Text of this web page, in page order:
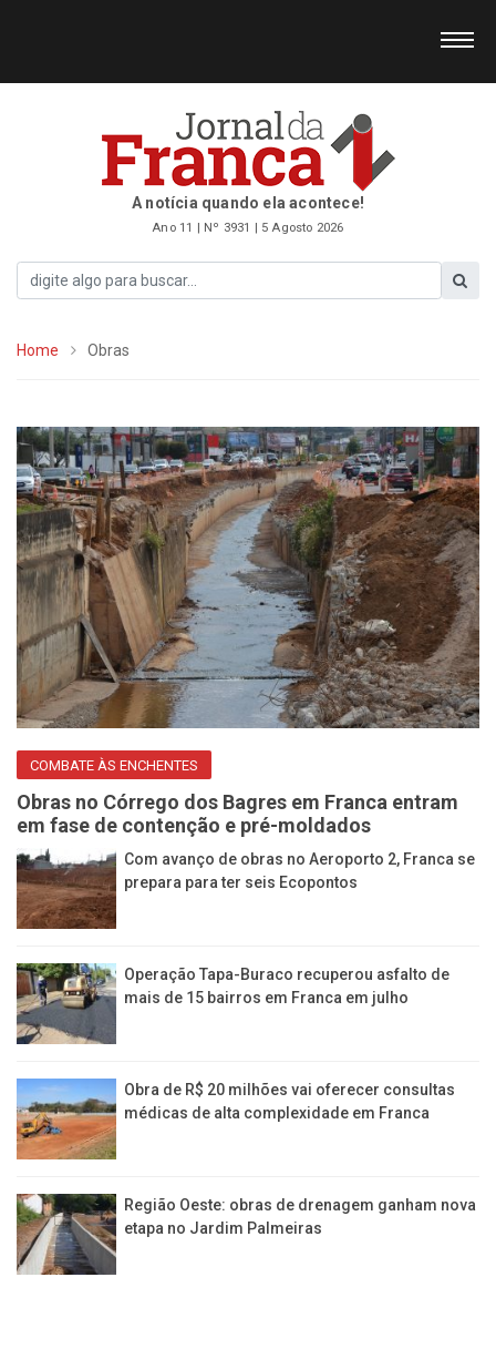
A notícia quando ela acontece!
Ano 11 | Nº 3931 | 5 Agosto 2026
Home Obras
COMBATE ÀS ENCHENTES
Obras no Córrego dos Bagres em Franca entram
em fase de contenção e pré-moldados
Com avanço de obras no Aeroporto 2, Franca se
prepara para ter seis Ecopontos
Operação Tapa-Buraco recuperou asfalto de
mais de 15 bairros em Franca em julho
Obra de R$ 20 milhões vai oferecer consultas
médicas de alta complexidade em Franca
Região Oeste: obras de drenagem ganham nova
etapa no Jardim Palmeiras